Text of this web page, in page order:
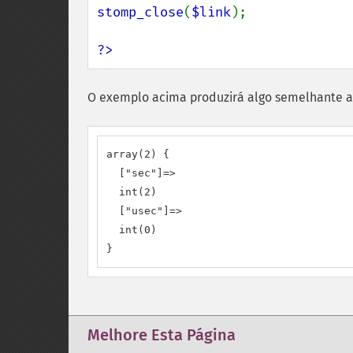
stomp_close($link);
?>
O exemplo acima produzirá algo semelhante
array(2) {
  ["sec"]=>
  int(2)
  ["usec"]=>
  int(0)
}
Melhore Esta Página